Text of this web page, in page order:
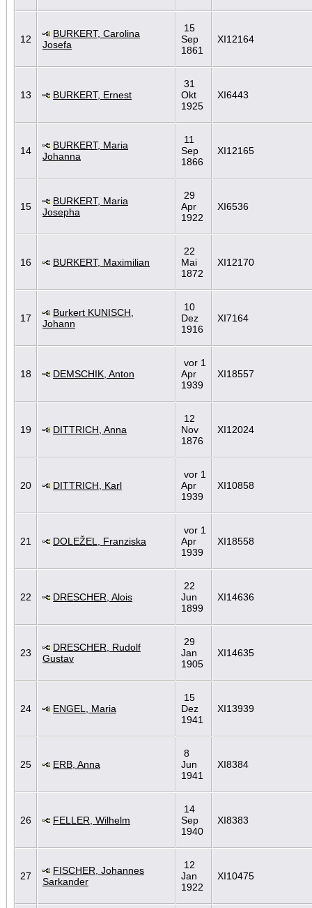
12
BURKERT, Carolina
Josefa
15
Sep
1861
XI12164
13 BURKERT, Ernest
31
Okt
1925
XI6443
14
BURKERT, Maria
Johanna
11
Sep
1866
XI12165
15
BURKERT, Maria
Josepha
29
Apr
1922
XI6536
16 BURKERT, Maximilian
22
Mai
1872
XI12170
17
Burkert KUNISCH,
Johann
10
Dez
1916
XI7164
18 DEMSCHIK, Anton
vor 1
Apr
1939
XI18557
19 DITTRICH, Anna
12
Nov
1876
XI12024
20 DITTRICH, Karl
vor 1
Apr
1939
XI10858
21 DOLEŽEL, Franziska
vor 1
Apr
1939
XI18558
22 DRESCHER, Alois
22
Jun
1899
XI14636
23
DRESCHER, Rudolf
Gustav
29
Jan
1905
XI14635
24 ENGEL, Maria
15
Dez
1941
XI13939
25 ERB, Anna
8
Jun
1941
XI8384
26 FELLER, Wilhelm
14
Sep
1940
XI8383
27
FISCHER, Johannes
Sarkander
12
Jan
1922
XI10475